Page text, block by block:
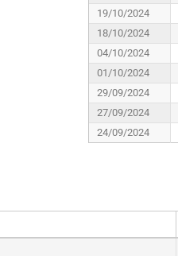
19/10/2024
18/10/2024
04/10/2024
01/10/2024
29/09/2024
27/09/2024
24/09/2024